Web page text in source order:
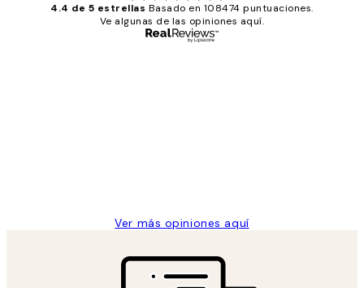
4.4 de 5 estrellas Basado en 108474 puntuaciones.
Ve algunas de las opiniones aquí.
Ver más opiniones aquí